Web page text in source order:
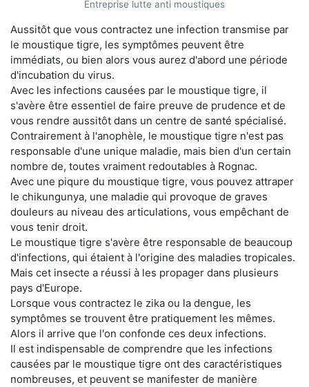
Entreprise lutte anti moustiques
Aussitôt que vous contractez une infection transmise par
le moustique tigre, les symptômes peuvent être
immédiats, ou bien alors vous aurez d'abord une période
d'incubation du virus.
Avec les infections causées par le moustique tigre, il
s'avère être essentiel de faire preuve de prudence et de
vous rendre aussitôt dans un centre de santé spécialisé.
Contrairement à l'anophèle, le moustique tigre n'est pas
responsable d'une unique maladie, mais bien d'un certain
nombre de, toutes vraiment redoutables à Rognac.
Avec une piqure du moustique tigre, vous pouvez attraper
le chikungunya, une maladie qui provoque de graves
douleurs au niveau des articulations, vous empêchant de
vous tenir droit.
Le moustique tigre s'avère être responsable de beaucoup
d'infections, qui étaient à l'origine des maladies tropicales.
Mais cet insecte a réussi à les propager dans plusieurs
pays d'Europe.
Lorsque vous contractez le zika ou la dengue, les
symptômes se trouvent être pratiquement les mêmes.
Alors il arrive que l'on confonde ces deux infections.
Il est indispensable de comprendre que les infections
causées par le moustique tigre ont des caractéristiques
nombreuses, et peuvent se manifester de manière